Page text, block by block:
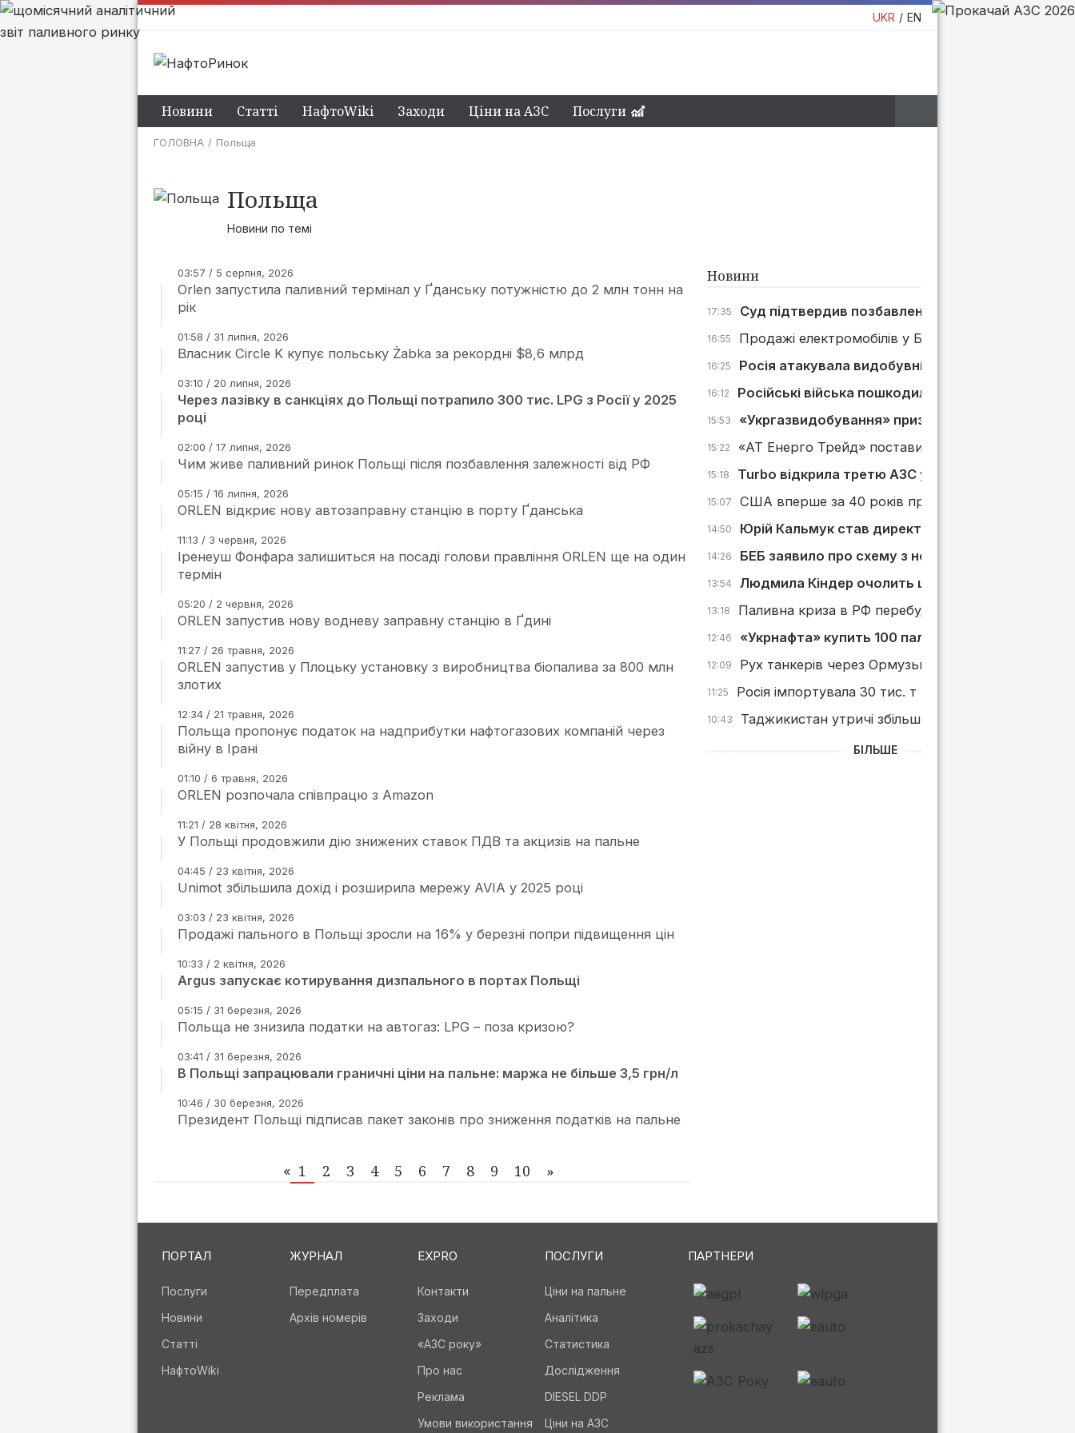
UKR EN
Новини Статті НафтоWiki Заходи Ціни на АЗС Послуги
ГОЛОВНА Польща
Польща
Новини по темі
03:57 / 5 серпня, 2026
Orlen запустила паливний термінал у Ґданську потужністю до 2 млн тонн на
рік
01:58 / 31 липня, 2026
Власник Circle K купує польську Żabka за рекордні $8,6 млрд
03:10 / 20 липня, 2026
Через лазівку в санкціях до Польщі потрапило 300 тис. LPG з Росії у 2025
році
02:00 / 17 липня, 2026
Чим живе паливний ринок Польщі після позбавлення залежності від РФ
05:15 / 16 липня, 2026
ORLEN відкриє нову автозаправну станцію в порту Ґданська
11:13 / 3 червня, 2026
Іренеуш Фонфара залишиться на посаді голови правління ORLEN ще на один
термін
05:20 / 2 червня, 2026
ORLEN запустив нову водневу заправну станцію в Ґдині
11:27 / 26 травня, 2026
ORLEN запустив у Плоцьку установку з виробництва біопалива за 800 млн
злотих
12:34 / 21 травня, 2026
Польща пропонує податок на надприбутки нафтогазових компаній через
війну в Ірані
01:10 / 6 травня, 2026
ORLEN розпочала співпрацю з Amazon
11:21 / 28 квітня, 2026
У Польщі продовжили дію знижених ставок ПДВ та акцизів на пальне
04:45 / 23 квітня, 2026
Unimot збільшила дохід і розширила мережу AVIA у 2025 році
03:03 / 23 квітня, 2026
Продажі пального в Польщі зросли на 16% у березні попри підвищення цін
10:33 / 2 квітня, 2026
Argus запускає котирування дизпального в портах Польщі
05:15 / 31 березня, 2026
Польща не знизила податки на автогаз: LPG – поза кризою?
03:41 / 31 березня, 2026
В Польщі запрацювали граничні ціни на пальне: маржа не більше 3,5 грн/л
10:46 / 30 березня, 2026
Президент Польщі підписав пакет законів про зниження податків на пальне
« 1 2 3 4 5 6 7 8 9 10 »
Новини
17:35 Суд підтвердив позбавлення «Р.О.С.-
16:55 Продажі електромобілів у Британії зросли на
16:25 Росія атакувала видобувні активи і 4 АЗС
16:12 Російські війська пошкодили АЗС у Слов’янську
15:53 «Укргазвидобування» призначило нових
15:22 «АТ Енерго Трейд» поставить «Київпастрансу»
15:18 Turbo відкрила третю АЗС у Львівській області
15:07 США вперше за 40 років припинили імпорт нафти
14:50 Юрій Кальмук став директором із сервісів
14:26 БЕБ заявило про схему з неіснуючими
13:54 Людмила Кіндер очолить ще одну дочірню
13:18 Паливна криза в РФ перебудовує ринок АЗС: що
12:46 «Укрнафта» купить 100 паливовозів
12:09 Рух танкерів через Ормузьку протоку різко
11:25 Росія імпортувала 30 тис. т нафтопродуктів з
10:43 Таджикистан утричі збільшив імпорт пального з
БІЛЬШЕ
ПОРТАЛ
Послуги
Новини
Статті
НафтоWiki
ЖУРНАЛ
Передплата
Архів номерів
EXPRO
Контакти
Заходи
«АЗС року»
Про нас
Реклама
Умови використання
ПОСЛУГИ
Ціни на пальне
Аналітика
Статистика
Дослідження
DIESEL DDP
Ціни на АЗС
ПАРТНЕРИ